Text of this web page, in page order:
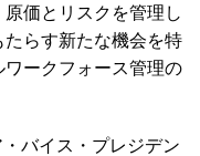
価とリスクを管理し
らす新たな機会を特
ークフォース管理の
バイス・プレジデン